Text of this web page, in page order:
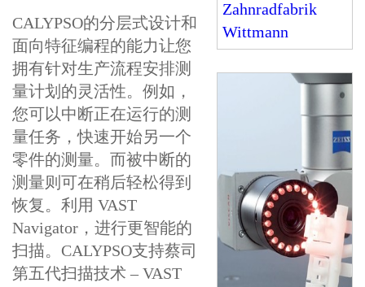
CALYPSO的分层式设计和
面向特征编程的能力让您
拥有针对生产流程安排测
量计划的灵活性。例如，
您可以中断正在运行的测
量任务，快速开始另一个
零件的测量。而被中断的
测量则可在稍后轻松得到
恢复。利用 VAST
Navigator，进行更智能的
扫描。CALYPSO支持蔡司
第五代扫描技术 – VAST
Zahnradfabrik
Wittmann